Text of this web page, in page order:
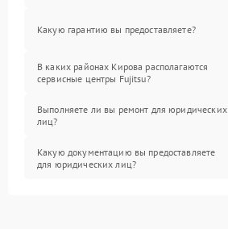
Какую гарантию вы предоставляете?
В каких районах Кирова располагаются
сервисные центры Fujitsu?
Выполняете ли вы ремонт для юридических
лиц?
Какую документацию вы предоставляете
для юридических лиц?